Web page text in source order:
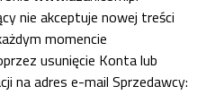
nie akceptuje nowej treści
momencie
usunięcie Konta lub
na adres e-mail Sprzedawcy: